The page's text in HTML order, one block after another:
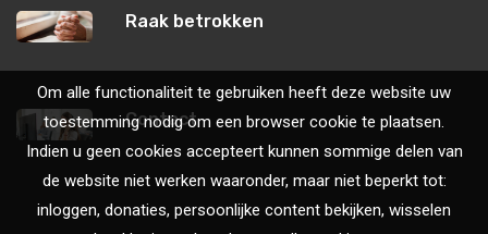
Om alle functionaliteit te gebruiken heeft deze website uw
toestemming nodig om een browser cookie te plaatsen.
Indien u geen cookies accepteert kunnen sommige delen van
de website niet werken waaronder, maar niet beperkt tot:
inloggen, donaties, persoonlijke content bekijken, wisselen
Raak betrokken
Contact